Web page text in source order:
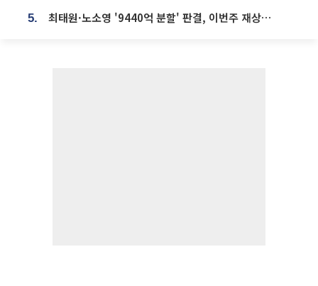
5. 최태원·노소영 '9440억 분할' 판결, 이번주 재상고 여부 주목